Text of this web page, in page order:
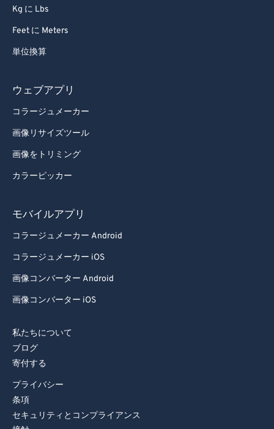
Kg に Lbs
Feet に Meters
単位換算
ウェブアプリ
コラージュメーカー
画像リサイズツール
画像をトリミング
カラーピッカー
モバイルアプリ
コラージュメーカー Android
コラージュメーカー iOS
画像コンバーター Android
画像コンバーター iOS
私たちについて
ブログ
寄付する
プライバシー
条項
セキュリティとコンプライアンス